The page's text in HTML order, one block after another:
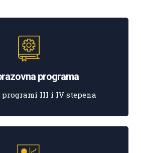
programa
programi III i IV stepena